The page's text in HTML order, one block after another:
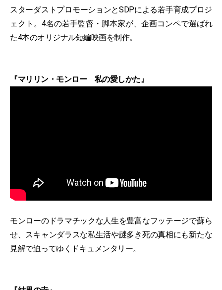
スターダストプロモーションとSDPによる若手育成プロジ
ェクト。4名の若手監督・脚本家が、企画コンペで選ばれ
た4本のオリジナル短編映画を制作。
『マリリン・モンロー 私の愛しかた』
モンローのドラマチックな人生を豊富なフッテージで蘇ら
せ、スキャンダラスな私生活や謎多き死の真相にも新たな
見解で迫ってゆくドキュメンタリー。